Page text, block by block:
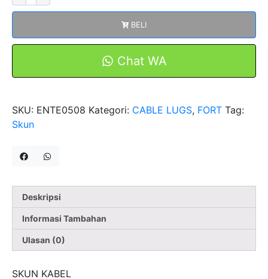
TE0508
2
SKUN
KABEL
BELI
Chat WA
SKU: ENTE0508 Kategori: CABLE LUGS, FORT Tag:
Skun
Deskripsi
Informasi Tambahan
Ulasan (0)
SKUN KABEL